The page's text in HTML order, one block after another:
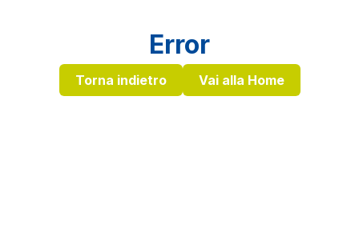
Error
Torna indietro Vai alla Home